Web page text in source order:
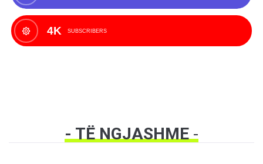
4K SUBSCRIBERS
- TË NGJASHME-